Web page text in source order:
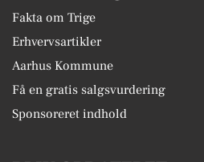
Fakta om Trige
Erhvervsartikler
Aarhus Kommune
Få en gratis salgsvurdering
Sponsoreret indhold